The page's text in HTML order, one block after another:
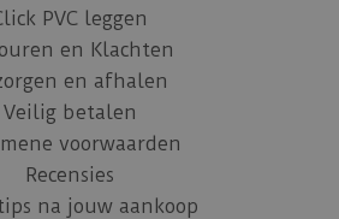
PVC leggen
en Klachten
en afhalen
Veilig betalen
voorwaarden
Recensies
na jouw aankoop